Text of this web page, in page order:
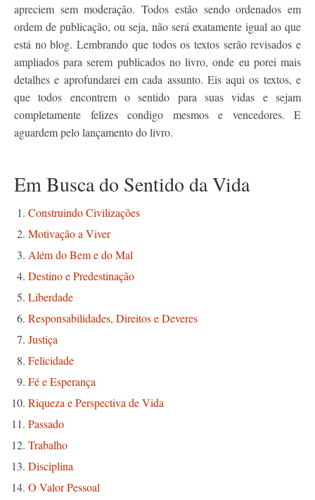
apreciem sem moderação. Todos estão sendo ordenados em
ordem de publicação, ou seja, não será exatamente igual ao que
está no blog. Lembrando que todos os textos serão revisados e
ampliados para serem publicados no livro, onde eu porei mais
detalhes e aprofundarei em cada assunto. Eis aqui os textos, e
que todos encontrem o sentido para suas vidas e sejam
completamente felizes condigo mesmos e vencedores. E
aguardem pelo lançamento do livro.
Em Busca do Sentido da Vida
Construindo Civilizações
Motivação a Viver
Além do Bem e do Mal
Destino e Predestinação
Liberdade
Responsabilidades, Direitos e Deveres
Justiça
Felicidade
Fé e Esperança
Riqueza e Perspectiva de Vida
Passado
Trabalho
Disciplina
O Valor Pessoal